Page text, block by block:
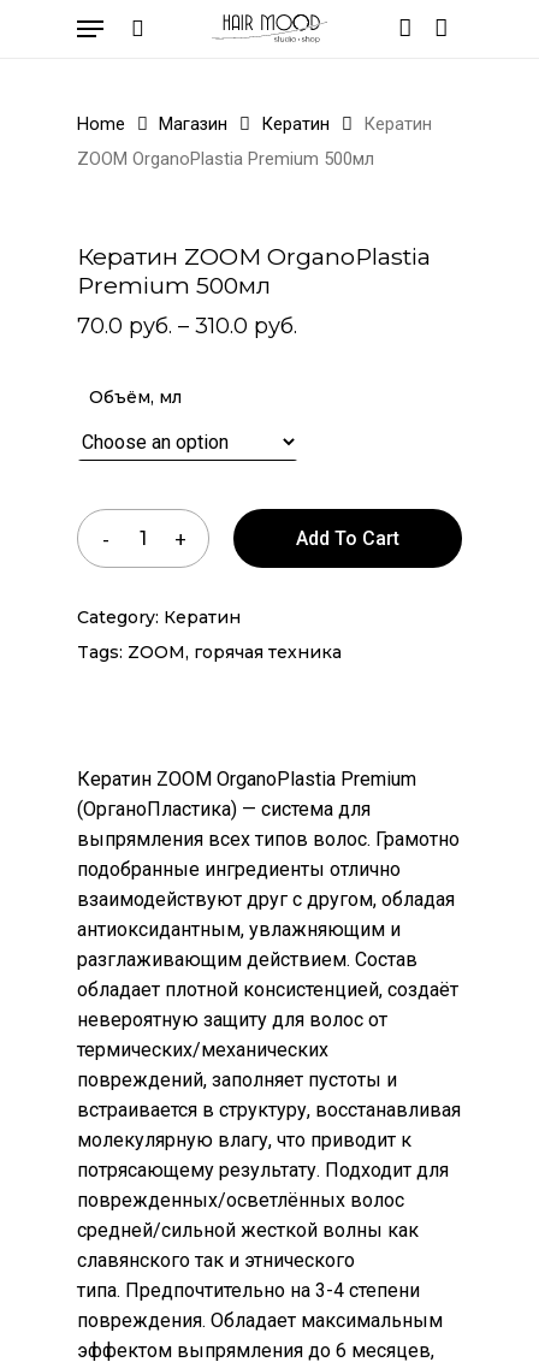
Menu
Home Магазин Кератин
Кератин
ZOOM OrganoPlastia Premium 500мл
Кератин ZOOM OrganoPlastia
Premium 500мл
70.0 руб. – 310.0 руб.
Объём, мл
Add To Cart
Category: Кератин
Tags: ZOOM, горячая техника
Кератин ZOOM OrganoPlastia Premium
(ОрганоПластика) — система для
выпрямления всех типов волос. Грамотно
подобранные ингредиенты отлично
взаимодействуют друг с другом, обладая
антиоксидантным, увлажняющим и
разглаживающим действием. Состав
обладает плотной консистенцией, создаёт
невероятную защиту для волос от
термических/механических
повреждений, заполняет пустоты и
встраивается в структуру, восстанавливая
молекулярную влагу, что приводит к
потрясающему результату. Подходит для
поврежденных/осветлённых волос
средней/сильной жесткой волны как
славянского так и этнического
типа. Предпочтительно на 3-4 степени
повреждения. Обладает максимальным
эффектом выпрямления до 6 месяцев,